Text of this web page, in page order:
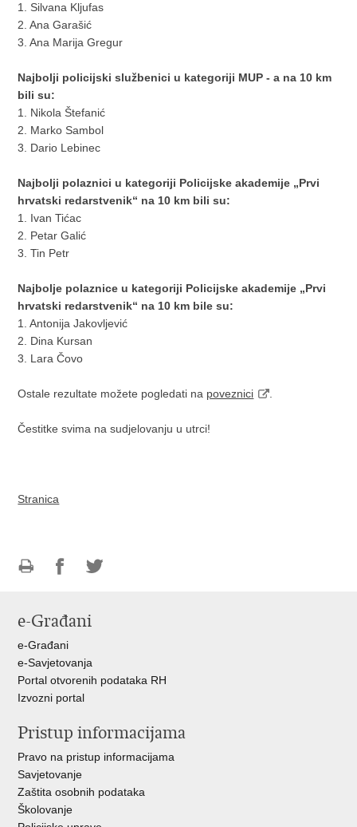
1. Silvana Kljufas
2. Ana Garašić
3. Ana Marija Gregur
Najbolji policijski službenici u kategoriji MUP - a na 10 km
bili su:
1. Nikola Štefanić
2. Marko Sambol
3. Dario Lebinec
Najbolji polaznici u kategoriji Policijske akademije „Prvi
hrvatski redarstvenik“ na 10 km bili su:
1. Ivan Tićac
2. Petar Galić
3. Tin Petr
Najbolje polaznice u kategoriji Policijske akademije „Prvi
hrvatski redarstvenik“ na 10 km bile su:
1. Antonija Jakovljević
2. Dina Kursan
3. Lara Čovo
Ostale rezultate možete pogledati na poveznici .
Čestitke svima na sudjelovanju u utrci!
Stranica
FacebookuTwitteru
e-Građani
e-Građani
e-Savjetovanja
Portal otvorenih podataka RH
Izvozni portal
Pristup informacijama
Pravo na pristup informacijama
Savjetovanje
Zaštita osobnih podataka
Školovanje